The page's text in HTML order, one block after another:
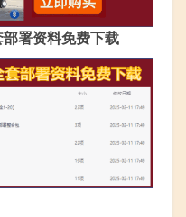
署资料免费下载